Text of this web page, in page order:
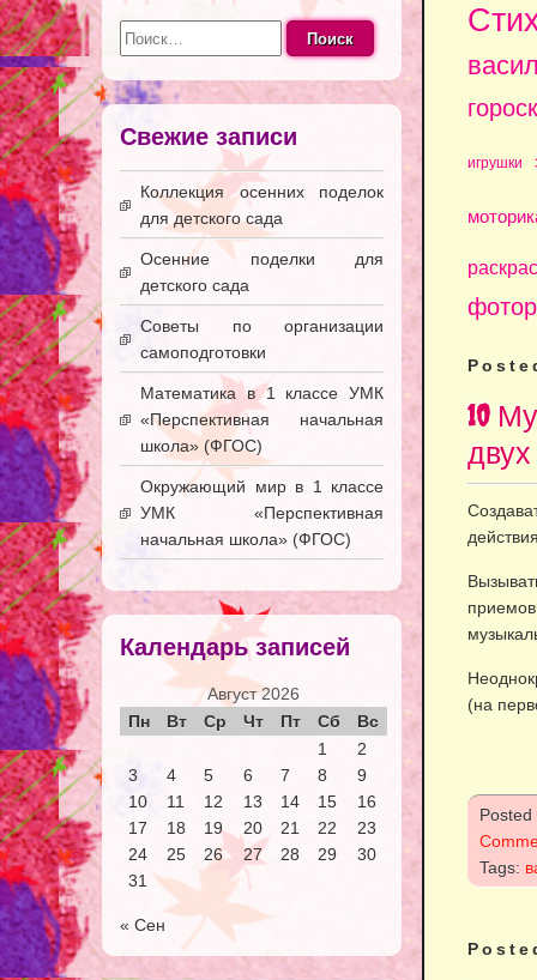
игрушки
10
двух
(на
Tags:
Найти:
Свежие записи
Коллекция осенних поделок
для детского сада
Осенние поделки для
детского сада
Советы по организации
самоподготовки
Математика в 1 классе УМК
«Перспективная начальная
школа» (ФГОС)
Окружающий мир в 1 классе
УМК «Перспективная
начальная школа» (ФГОС)
Календарь записей
Август 2026
Пн
Вт Ср Чт Пт Сб
Вс
1
2
3
4 5 6 7 8
9
10
11 12 13 14 15
16
17
18 19 20 21 22
23
24
25 26 27 28 29
30
31
« Сен